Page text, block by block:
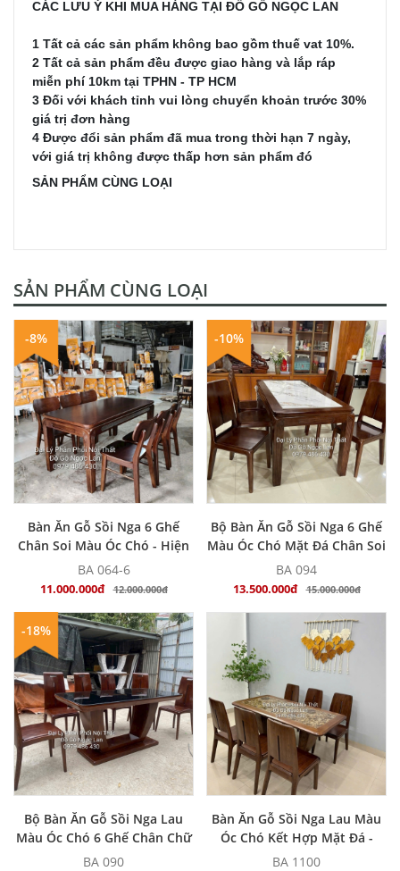
CÁC LƯU Ý KHI MUA HÀNG TẠI ĐỒ GỖ NGỌC LAN
1 Tất cả các sản phẩm không bao gồm thuế vat 10%.
2 Tất cả sản phẩm đều được giao hàng và lắp ráp
miễn phí 10km tại TPHN - TP HCM
3 Đối với khách tỉnh vui lòng chuyển khoản trước 30%
giá trị đơn hàng
4 Được đổi sản phẩm đã mua trong thời hạn 7 ngày,
với giá trị không được thấp hơn sản phẩm đó
SẢN PHẨM CÙNG LOẠI
SẢN PHẨM CÙNG LOẠI
MUA NGAY
-8%
Bàn Ăn Gỗ Sồi Nga 6 Ghế
Chân Soi Màu Óc Chó - Hiện
Đại
BA 064-6
11.000.000đ 12.000.000đ
MUA NGAY
-10%
Bộ Bàn Ăn Gỗ Sồi Nga 6 Ghế
Màu Óc Chó Mặt Đá Chân Soi
BA 094
13.500.000đ 15.000.000đ
MUA NGAY
-18%
Bộ Bàn Ăn Gỗ Sồi Nga Lau
Màu Óc Chó 6 Ghế Chân Chữ
U Hiện Đại
BA 090
MUA NGAY
Bàn Ăn Gỗ Sồi Nga Lau Màu
Óc Chó Kết Hợp Mặt Đá -
Hiện Đại
BA 1100